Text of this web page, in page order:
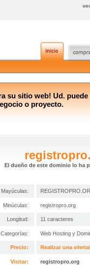
su sitio web! Ud.
o proyecto.
El dueño de este dominio lo ha
Mayúculas:
Minúculas: registropro.org
Longitud: 11 caracteres
Categorías: Web Hosting y
Precio: Realizar una oferta!
Visitar: registropro.org